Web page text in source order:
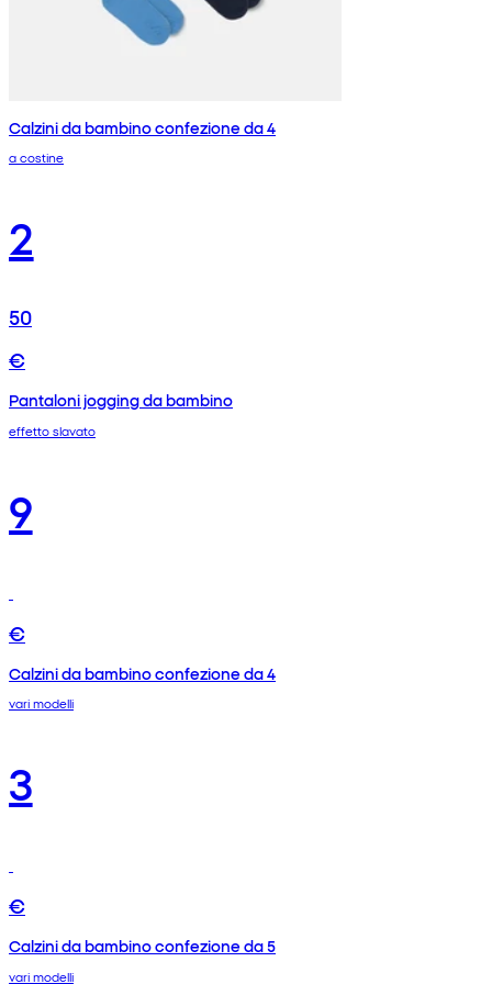
Calzini da bambino confezione da 4
a costine
2
50
€
Pantaloni jogging da bambino
effetto slavato
9
€
Calzini da bambino confezione da 4
vari modelli
3
€
Calzini da bambino confezione da 5
vari modelli